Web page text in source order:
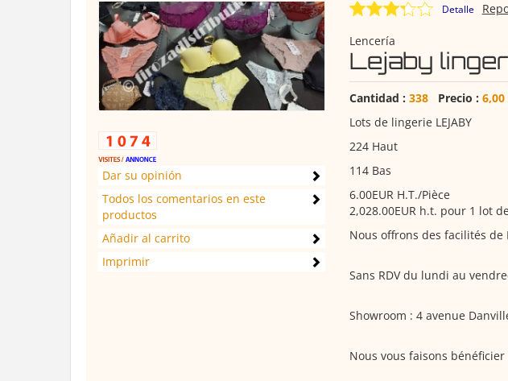
Dar su opinión
Todos los comentarios en este
productos
Añadir al carrito
Imprimir
Detalle
Lencería
Lejaby
Cantidad : 338Precio : 6,00
Lots de lingerie LEJABY
224 Haut
114 Bas
6.00EUR H.T./Pièce
2,028.00EUR h.t. pour 1 lot
Nous offrons des facilités
Sans RDV du lundi au
Showroom : 4 avenue
Nous vous faisons